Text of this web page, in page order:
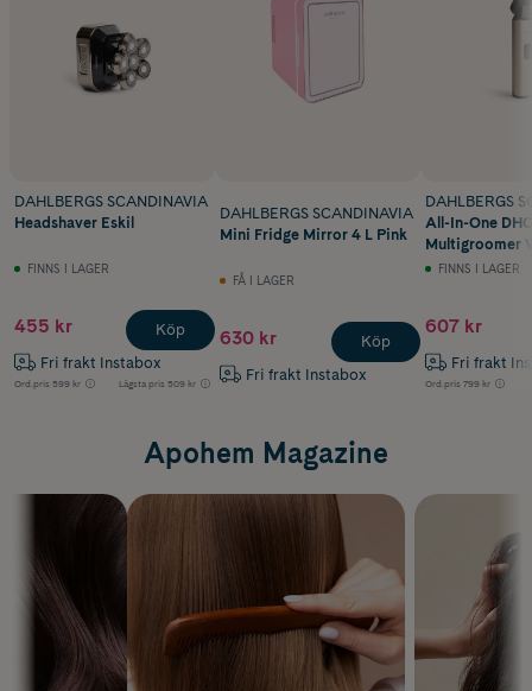
DAHLBERGS SCANDINAVIA
Headshaver Eskil
FINNS I LAGER
455 kr
Fri frakt Instabox
Ord.pris 599 kr Lägsta pris 509 kr
Köp
DAHLBERGS SCANDINAVIA
Mini Fridge Mirror 4 L Pink
FÅ I LAGER
630 kr
Fri frakt Instabox
Köp
DAHLBERGS
All-In-One
Multigroomer
FINNS I LAGER
607 kr
Fri frakt
Ord.pris 799 kr
Apohem Magazine